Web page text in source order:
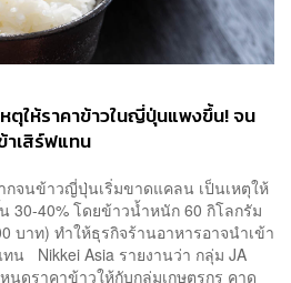
ตุให้ราคาข้าวในญี่ปุ่นแพงขึ้น! จน
าเสิร์ฟแทน
กจนข้าวญี่ปุ่นเริ่มขาดแคลน เป็นเหตุให้
30-40% โดยข้าวน้ำหนัก 60 กิโลกรัม
บาท) ทำให้ธุรกิจร้านอาหารอาจนำเข้า
น Nikkei Asia รายงานว่า กลุ่ม JA
นดราคาข้าวให้กับกลุ่มเกษตรกร คาด